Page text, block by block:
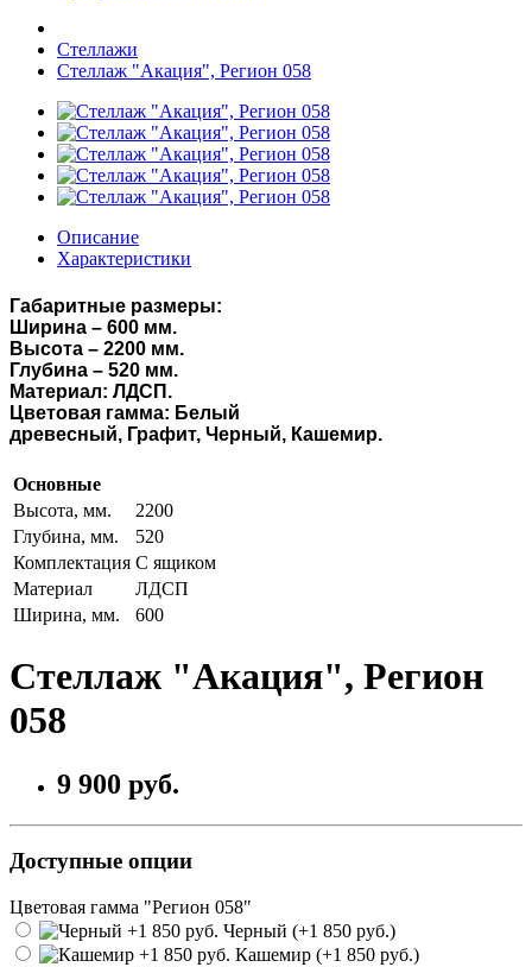
Стеллажи
Стеллаж "Акация", Регион 058
Описание
Характеристики
Габаритные размеры:
Ширина – 600 мм.
Высота – 2200 мм.
Глубина – 520 мм.
Материал: ЛДСП.
Цветовая гамма: Белый
древесный, Графит, Черный, Кашемир.
Основные
Высота, мм.
2200
Глубина, мм.
520
Комплектация С ящиком
Материал
ЛДСП
Ширина, мм.
600
Стеллаж "Акация", Регион
058
9 900 руб.
Доступные опции
Цветовая гамма "Регион 058"
Черный (+1 850 руб.)
Кашемир (+1 850 руб.)